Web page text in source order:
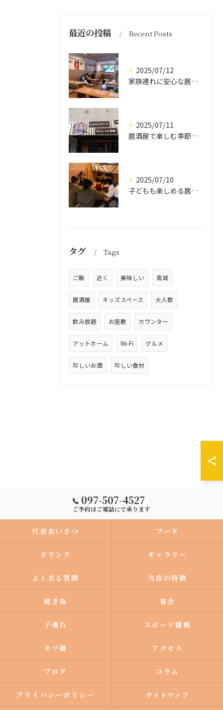
最近の投稿 Recent Posts
2025/07/12
家族連れに安心な居酒屋体験
2025/07/11
居酒屋で楽しむ季節の味覚と生中継スポーツ観戦
2025/07/10
子どもも楽しめる居酒屋の魅力
タグ Tags
ご飯 近く 美味しい 高城
居酒屋 キッズスペース 大人数
飲み放題 お座敷 カウンター
アットホーム Wi-Fi グルメ
珍しいお酒 珍しい食材
097-507-4527
ご予約はご電話にで承ります
代表あいさつ フード
ドリンク ギャラリー
よくある質問 当店の特徴
焼き鳥 宴会
子連れ スポーツ観戦
モツ鍋 アクセス
ブログ コラム
プライバシーポリシー サイトマップ